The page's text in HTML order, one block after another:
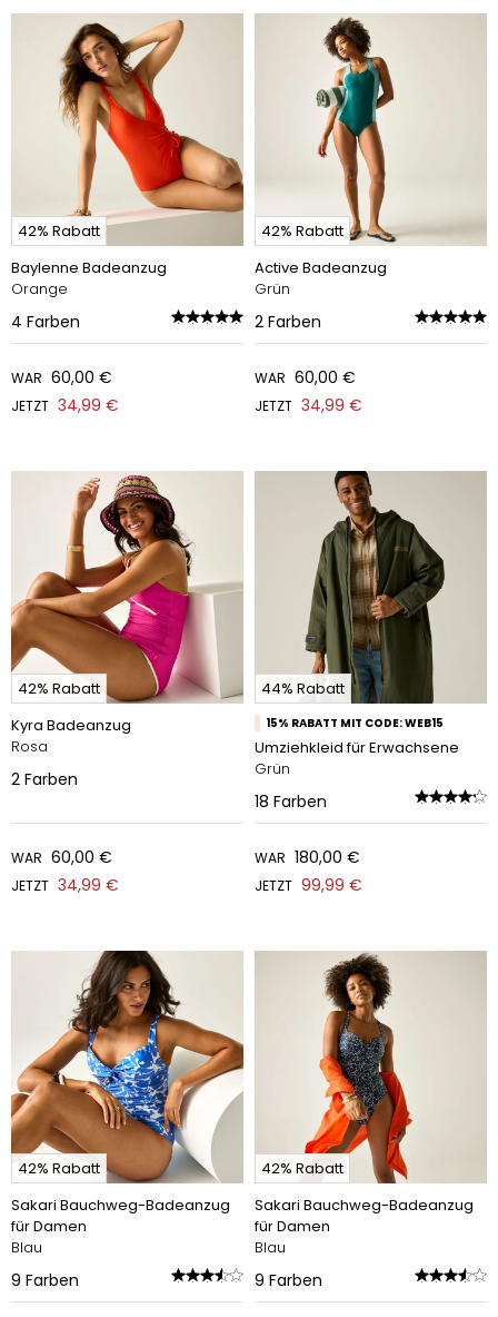
42% Rabatt
Baylenne Badeanzug
Orange
4 Farben
WAR 60,00 €
JETZT 34,99 €
42% Rabatt
Active Badeanzug
Grün
2 Farben
WAR 60,00 €
JETZT 34,99 €
42% Rabatt
Kyra Badeanzug
Rosa
2 Farben
WAR 60,00 €
JETZT 34,99 €
44% Rabatt
15% RABATT MIT CODE: WEB15
Umziehkleid für Erwachsene
Grün
18 Farben
WAR 180,00 €
JETZT 99,99 €
42% Rabatt
Sakari Bauchweg-Badeanzug
für Damen
Blau
9 Farben
42% Rabatt
Sakari Bauchweg-Badeanzug
für Damen
Blau
9 Farben